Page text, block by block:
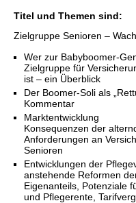
Titel und Themen sind:
Zielgruppe Senioren –
Wer zur Babyboomer-
Zielgruppe für
ist – ein Überblick
Der Boomer-Soli als
Kommentar
Marktentwicklung
Konsequenzen der
Anforderungen an
Senioren
Entwicklungen der
anstehende Reformen
Eigenanteils, Potenziale
und Pflegerente,